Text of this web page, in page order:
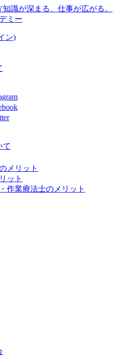
知識が深まる、仕事が広がる。
ミー
ン)
て
メリット
ット
作業療法士のメリット